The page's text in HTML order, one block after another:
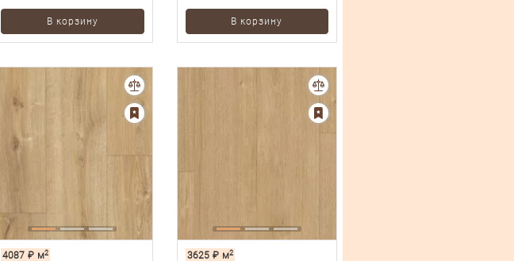
В корзину В корзину
4087 ₽ м2 3625 ₽ м2